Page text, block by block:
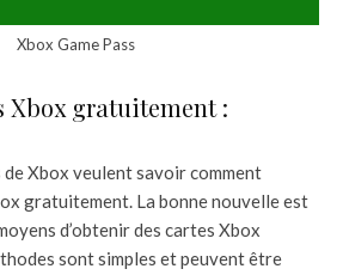
Xbox Game Pass
Xbox gratuitement :
Xbox veulent savoir comment
gratuitement. La bonne nouvelle est
d’obtenir des cartes Xbox
sont simples et peuvent être